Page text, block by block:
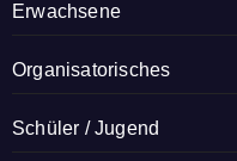
Erwachsene
Organisatorisches
Schüler / Jugend